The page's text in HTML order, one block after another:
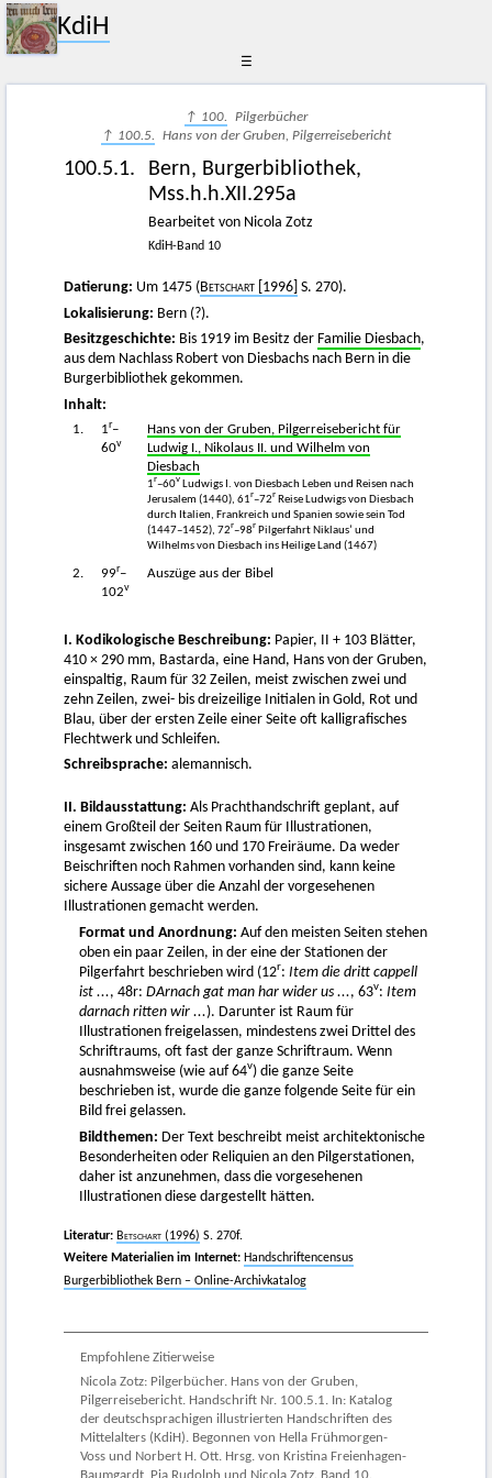
KdiH
☰
↑ 100. Pilgerbücher
↑ 100.5. Hans von der Gruben, Pilgerreisebericht
100.5.1.
Bern, Burgerbibliothek,
Mss.h.h.XII.295a
Bearbeitet von Nicola Zotz
KdiH-Band 10
Datierung: Um 1475 ( Betschart [1996] S. 270).
Lokalisierung: Bern (?).
Besitzgeschichte: Bis 1919 im Besitz der Familie Diesbach,
aus dem Nachlass Robert von Diesbachs nach Bern in die
Burgerbibliothek gekommen.
Inhalt:
1. 1r–
60v
Hans von der Gruben, Pilgerreisebericht für
Ludwig I., Nikolaus II. und Wilhelm von
Diesbach
1r–60v Ludwigs I. von Diesbach Leben und Reisen nach
Jerusalem (1440), 61r–72r Reise Ludwigs von Diesbach
durch Italien, Frankreich und Spanien sowie sein Tod
(1447–1452), 72r–98r Pilgerfahrt Niklaus’ und
Wilhelms von Diesbach ins Heilige Land (1467)
2. 99r–
102v
Auszüge aus der Bibel
I. Kodikologische Beschreibung: Papier, II + 103 Blätter,
410 × 290 mm, Bastarda, eine Hand, Hans von der Gruben,
einspaltig, Raum für 32 Zeilen, meist zwischen zwei und
zehn Zeilen, zwei- bis dreizeilige Initialen in Gold, Rot und
Blau, über der ersten Zeile einer Seite oft kalligrafisches
Flechtwerk und Schleifen.
Schreibsprache: alemannisch.
II. Bildausstattung: Als Prachthandschrift geplant, auf
einem Großteil der Seiten Raum für Illustrationen,
insgesamt zwischen 160 und 170 Freiräume. Da weder
Beischriften noch Rahmen vorhanden sind, kann keine
sichere Aussage über die Anzahl der vorgesehenen
Illustrationen gemacht werden.
Format und Anordnung: Auf den meisten Seiten stehen
oben ein paar Zeilen, in der eine der Stationen der
Pilgerfahrt beschrieben wird (12r: Item die dritt cappell
ist ..., 48r: DArnach gat man har wider us ..., 63v: Item
darnach ritten wir ...). Darunter ist Raum für
Illustrationen freigelassen, mindestens zwei Drittel des
Schriftraums, oft fast der ganze Schriftraum. Wenn
ausnahmsweise (wie auf 64v) die ganze Seite
beschrieben ist, wurde die ganze folgende Seite für ein
Bild frei gelassen.
Bildthemen: Der Text beschreibt meist architektonische
Besonderheiten oder Reliquien an den Pilgerstationen,
daher ist anzunehmen, dass die vorgesehenen
Illustrationen diese dargestellt hätten.
Literatur: Betschart (1996) S. 270f.
Weitere Materialien im Internet: Handschriftencensus
Burgerbibliothek Bern – Online-Archivkatalog
Empfohlene Zitierweise
Nicola Zotz: Pilgerbücher. Hans von der Gruben,
Pilgerreisebericht. Handschrift Nr. 100.5.1. In: Katalog
der deutschsprachigen illustrierten Handschriften des
Mittelalters (KdiH). Begonnen von Hella Frühmorgen-
Voss und Norbert H. Ott. Hrsg. von Kristina Freienhagen-